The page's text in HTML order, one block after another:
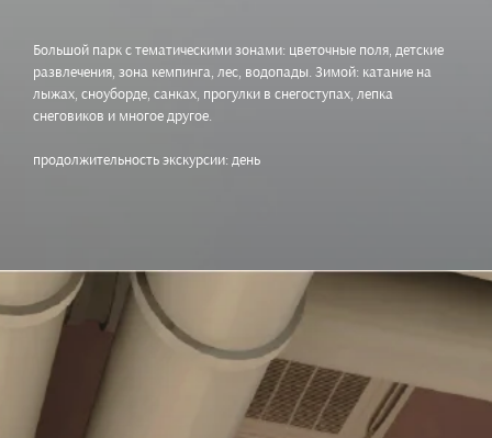
Большой парк с тематическими зонами: цветочные поля, детские
развлечения, зона кемпинга, лес, водопады. Зимой: катание на
лыжах, сноуборде, санках, прогулки в снегоступах, лепка
снеговиков и многое другое.
продолжительность экскурсии: день